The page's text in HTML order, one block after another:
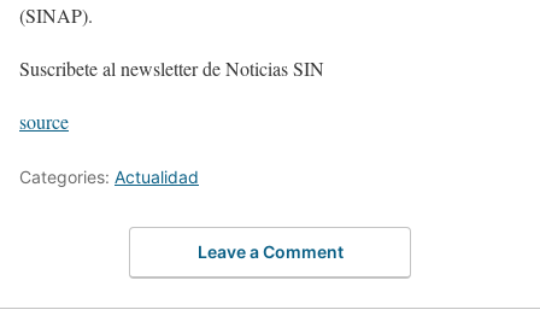
(SINAP).
Suscribete al newsletter de Noticias SIN
source
Categories: Actualidad
Leave a Comment